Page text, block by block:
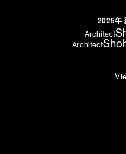
2025年
Architect
Architect